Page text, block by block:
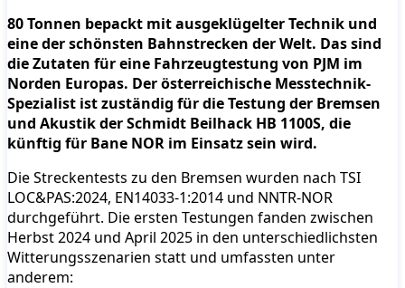
80 Tonnen bepackt mit ausgeklügelter Technik und
eine der schönsten Bahnstrecken der Welt. Das sind
die Zutaten für eine Fahrzeugtestung von PJM im
Norden Europas. Der österreichische Messtechnik-
Spezialist ist zuständig für die Testung der Bremsen
und Akustik der Schmidt Beilhack HB 1100S, die
künftig für Bane NOR im Einsatz sein wird.
Die Streckentests zu den Bremsen wurden nach TSI
LOC&PAS:2024, EN14033-1:2014 und NNTR-NOR
durchgeführt. Die ersten Testungen fanden zwischen
Herbst 2024 und April 2025 in den unterschiedlichsten
Witterungsszenarien statt und umfassten unter
anderem: